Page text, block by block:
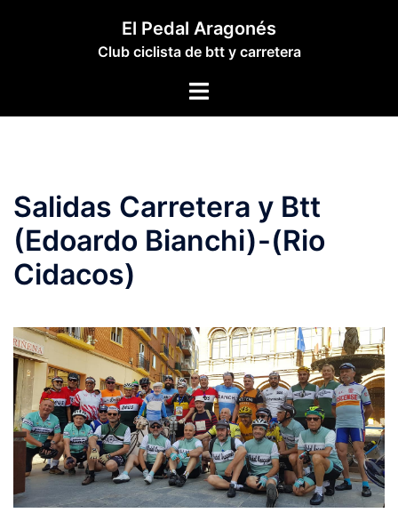
El Pedal Aragonés
Club ciclista de btt y carretera
Alternar
Salidas Carretera y Btt
(Edoardo Bianchi)-(Rio
Cidacos)